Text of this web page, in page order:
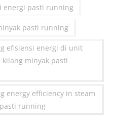
energi pasti running
pasti running
efisiensi energi di unit
minyak pasti
energy efficiency in steam
running